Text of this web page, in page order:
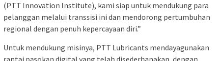
(PTT Innovation Institute), kami siap untuk mendukung para
pelanggan melalui transsisi ini dan mendorong pertumbuhan
regional dengan penuh kepercayaan diri.”
Untuk mendukung misinya, PTT Lubricants mendayagunakan
rantai pasokan digital yang telah disederhanakan, dengan